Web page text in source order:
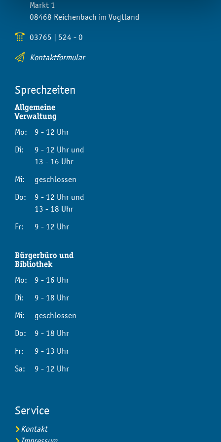
Markt 1
08468 Reichenbach im Vogtland
03765 | 524 - 0
Kontaktformular
Sprechzeiten
Allgemeine
Verwaltung
Mo:
9 - 12 Uhr
Di:
9 - 12 Uhr und
13 - 16 Uhr
Mi:
geschlossen
Do:
9 - 12 Uhr und
13 - 18 Uhr
Fr:
9 - 12 Uhr
Bürgerbüro und
Bibliothek
Mo:
9 - 16 Uhr
Di:
9 - 18 Uhr
Mi:
geschlossen
Do:
9 - 18 Uhr
Fr:
9 - 13 Uhr
Sa:
9 - 12 Uhr
Service
Kontakt